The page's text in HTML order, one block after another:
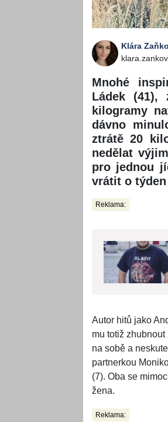
Klára
Mnohé
Ládek (41),
kilogramy
dávno
ztrátě 20
nedělat
pro jednou
vrátit o
Reklama:
Autor hitů jako
mu totiž
na sobě a
partnerkou
(7). Oba se
žena.
Reklama: